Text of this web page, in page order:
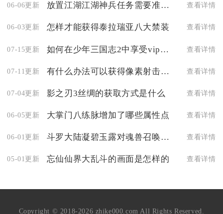
06-06更新 放置江湖江湖神兵任务需要准备哪些物品 查看详情
06-03更新 怎样才能获得泰拉瑞亚八大禁装 查看详情
07-15更新 如何在少年三国志2中享受vip特权的待遇 查看详情
07-11更新 有什么办法可以获得像素射击的属性点吗 查看详情
07-04更新 影之刃3丝绸的获取方式是什么 查看详情
06-05更新 大掌门八练脉增加了哪些属性点 查看详情
06-01更新 斗罗大陆凝碧玉露对魂兽召唤有何影响 查看详情
05-01更新 忘仙仙界大乱斗的画面是怎样的 查看详情
Copyright © 2018-2026 zhike000.com All Rights Reserved.